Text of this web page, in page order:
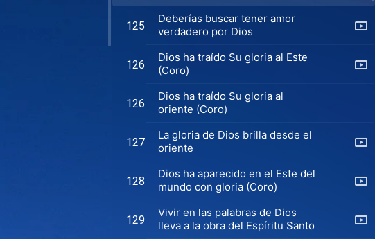
125
Deberías buscar tener amor
verdadero por Dios
126
Dios ha traído Su gloria al Este
(Coro)
126
Dios ha traído Su gloria al
oriente (Coro)
127
La gloria de Dios brilla desde el
oriente
128
Dios ha aparecido en el Este del
mundo con gloria (Coro)
129
Vivir en las palabras de Dios
lleva a la obra del Espíritu Santo